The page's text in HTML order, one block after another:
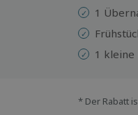
1
1 kleine
* Der Rabatt